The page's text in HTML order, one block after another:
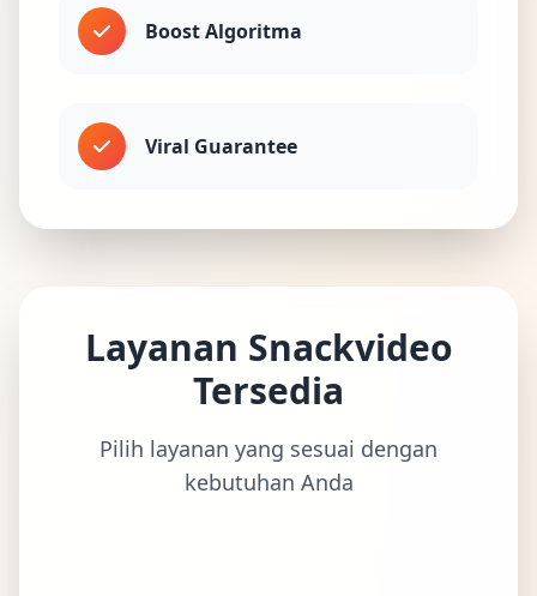
Boost Algoritma
Viral Guarantee
Layanan Snackvideo
Tersedia
Pilih layanan yang sesuai dengan
kebutuhan Anda